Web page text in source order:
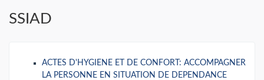
SSIAD
ACTES D'HYGIENE ET DE CONFORT: ACCOMPAGNER
LA PERSONNE EN SITUATION DE DEPENDANCE